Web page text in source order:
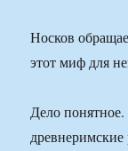
Носков
этот миф для
Дело